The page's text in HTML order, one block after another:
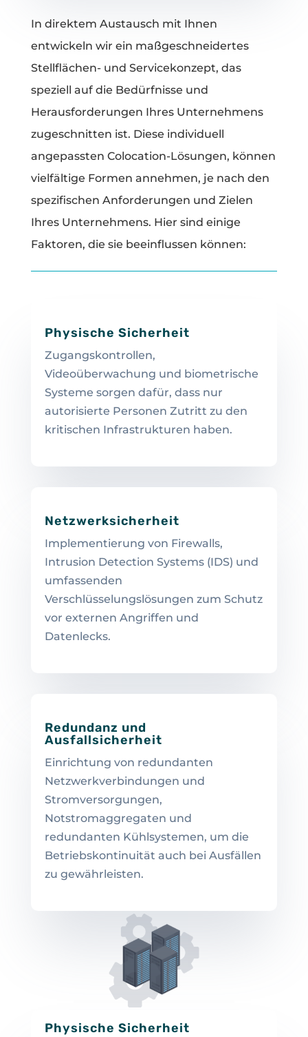
In direktem Austausch mit Ihnen
entwickeln wir ein maßgeschneidertes
Stellflächen- und Servicekonzept, das
speziell auf die Bedürfnisse und
Herausforderungen Ihres Unternehmens
zugeschnitten ist. Diese individuell
angepassten Colocation-Lösungen, können
vielfältige Formen annehmen, je nach den
spezifischen Anforderungen und Zielen
Ihres Unternehmens. Hier sind einige
Faktoren, die sie beeinflussen können:
Physische Sicherheit
Zugangskontrollen,
Videoüberwachung und biometrische
Systeme sorgen dafür, dass nur
autorisierte Personen Zutritt zu den
kritischen Infrastrukturen haben.
Netzwerksicherheit
Implementierung von Firewalls,
Intrusion Detection Systems (IDS) und
umfassenden
Verschlüsselungslösungen zum Schutz
vor externen Angriffen und
Datenlecks.
Redundanz und
Ausfallsicherheit
Einrichtung von redundanten
Netzwerkverbindungen und
Stromversorgungen,
Notstromaggregaten und
redundanten Kühlsystemen, um die
Betriebskontinuität auch bei Ausfällen
zu gewährleisten.
Physische Sicherheit